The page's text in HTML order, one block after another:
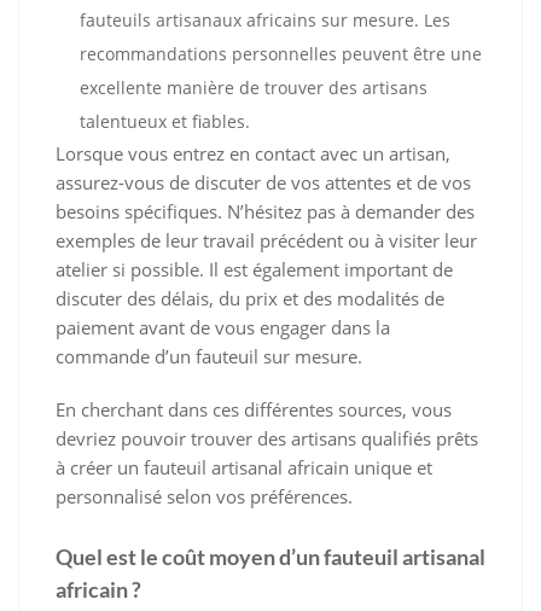
fauteuils artisanaux africains sur mesure. Les
recommandations personnelles peuvent être une
excellente manière de trouver des artisans
talentueux et fiables.
Lorsque vous entrez en contact avec un artisan,
assurez-vous de discuter de vos attentes et de vos
besoins spécifiques. N’hésitez pas à demander des
exemples de leur travail précédent ou à visiter leur
atelier si possible. Il est également important de
discuter des délais, du prix et des modalités de
paiement avant de vous engager dans la
commande d’un fauteuil sur mesure.
En cherchant dans ces différentes sources, vous
devriez pouvoir trouver des artisans qualifiés prêts
à créer un fauteuil artisanal africain unique et
personnalisé selon vos préférences.
Quel est le coût moyen d’un fauteuil artisanal
africain ?